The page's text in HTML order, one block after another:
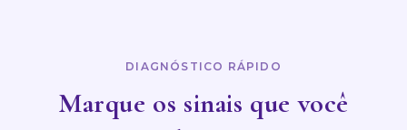
DIAGNÓSTICO RÁPIDO
Marque os sinais que você